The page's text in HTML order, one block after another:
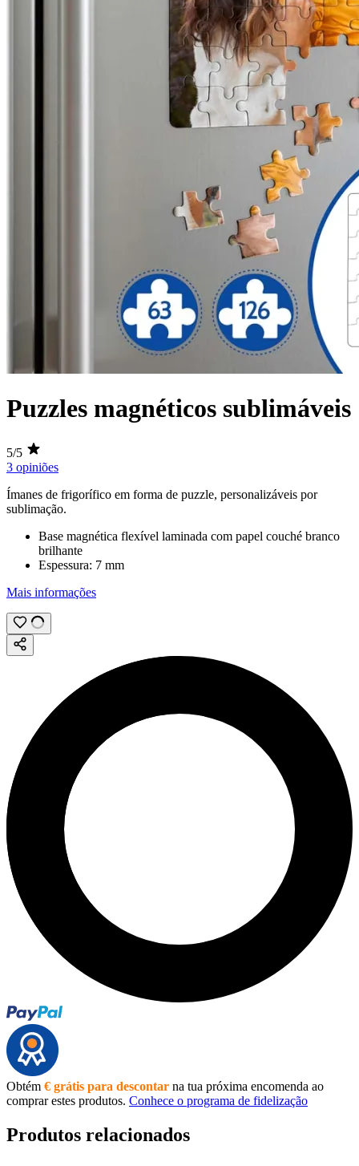
Puzzles magnéticos sublimáveis
5/5
3 opiniões
Ímanes de frigorífico em forma de puzzle, personalizáveis por
sublimação.
Base magnética flexível laminada com papel couché branco
brilhante
Espessura: 7 mm
Mais informações
Obtém € grátis para descontar na tua próxima encomenda ao
comprar estes produtos. Conhece o programa de fidelização
Produtos relacionados